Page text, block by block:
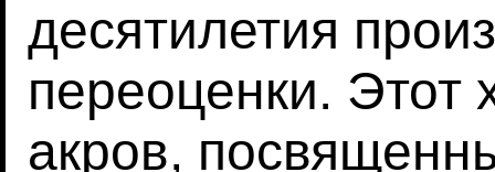
десятилетия
переоценки.
акров,